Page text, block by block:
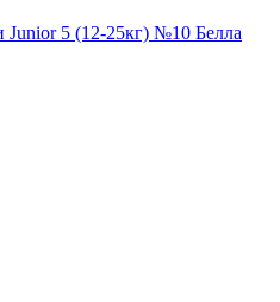
Junior 5 (12-25кг) №10 Белла